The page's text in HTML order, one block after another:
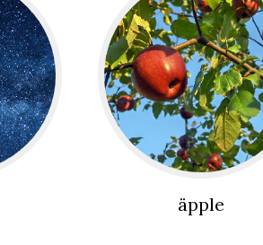
äpple